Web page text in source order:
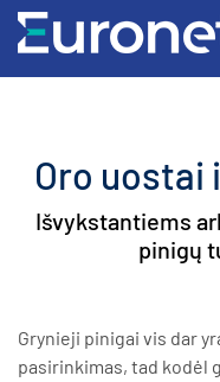
Oro uostai
Išvykstantiems
pinigų
Grynieji pinigai vis dar
pasirinkimas, tad kodėl